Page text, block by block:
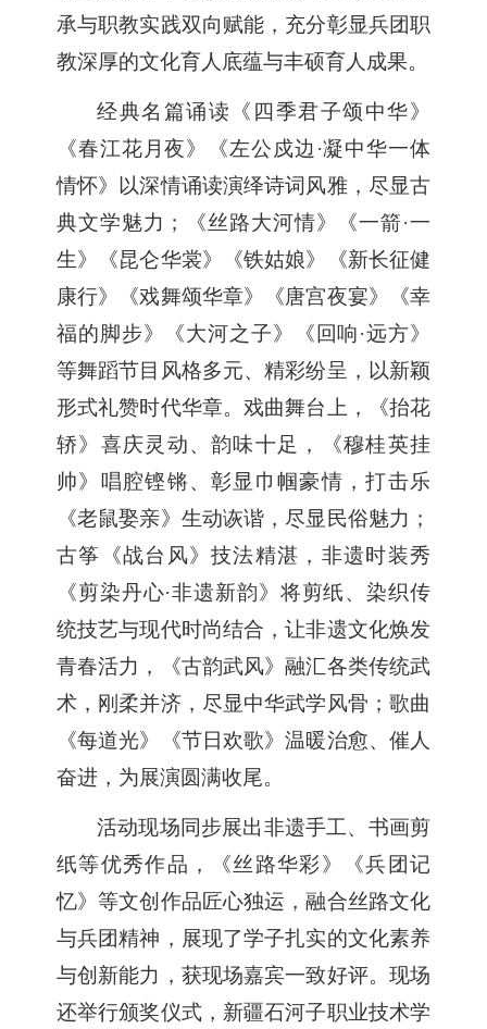
承与职教实践双向赋能，充分彰显兵团职
教深厚的文化育人底蕴与丰硕育人成果。
经典名篇诵读《四季君子颂中华》
《春江花月夜》《左公戍边 ·凝中华一体
情怀》以深情诵读演绎诗词风雅，尽显古
典文学魅力；《丝路大河情》《一箭·一
生》《昆仑华裳》《铁姑娘》《新长征健
康行》《戏舞颂华章》《唐宫夜宴》《幸
福的脚步》《大河之子》《回响·远方》
等舞蹈节目风格多元、精彩纷呈，以新颖
形式礼赞时代华章。戏曲舞台上，《抬花
轿》喜庆灵动、韵味十足，《穆桂英挂
帅》唱腔铿锵、彰显巾帼豪情，打击乐
《老鼠娶亲》生动诙谐，尽显民俗魅力；
古筝《战台风》技法精湛，非遗时装秀
《剪染丹心·非遗新韵》将剪纸、染织传
统技艺与现代时尚结合，让非遗文化焕发
青春活力，《古韵武风》融汇各类传统武
术，刚柔并济，尽显中华武学风骨；歌曲
《每道光》《节日欢歌》温暖治愈、催人
奋进，为展演圆满收尾。
活动现场同步展出非遗手工、书画剪
纸等优秀作品，《丝路华彩》《兵团记
忆》等文创作品匠心独运，融合丝路文化
与兵团精神，展现了学子扎实的文化素养
与创新能力，获现场嘉宾一致好评。现场
还举行颁奖仪式，新疆石河子职业技术学